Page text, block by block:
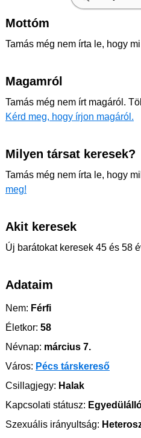
Mottóm
Tamás még nem írta le, hogy
Magamról
Tamás még nem írt magáról.
Kérd meg, hogy írjon magáról.
Milyen társat keresek?
Tamás még nem írta le, hogy
meg!
Akit keresek
Új barátokat keresek 45 és 58
Adataim
Nem: Férfi
Életkor: 58
Névnap: március 7.
Város: Pécs társkereső
Csillagjegy: Halak
Kapcsolati státusz:
Szexuális irányultság: